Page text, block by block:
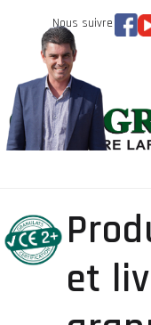
Nous suivre
et